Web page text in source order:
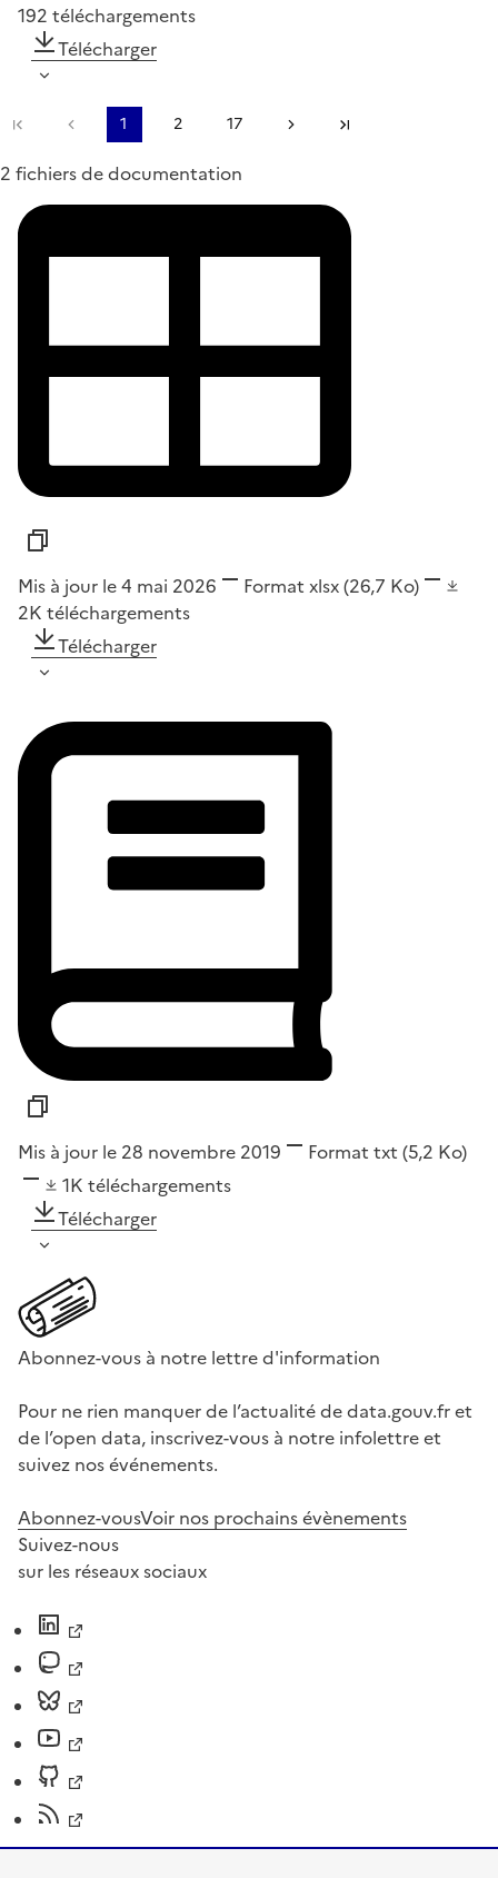
192 téléchargements
Télécharger
Première pagePage précédente
1 2 17 Page suivante
2 fichiers de documentation
Mis à jour le 4 mai 2026 Format xlsx(26,7 Ko)
2K téléchargements
Télécharger
Mis à jour le 28 novembre 2019 Format txt (5,2 Ko)
1K téléchargements
Télécharger
Abonnez-vous à notre lettre d'information
Pour ne rien manquer de l’actualité de data.gouv.fr et
de l’open data, inscrivez-vous à notre infolettre et
suivez nos événements.
Abonnez-vousVoir nos prochains évènements
Suivez-nous
sur les réseaux sociaux